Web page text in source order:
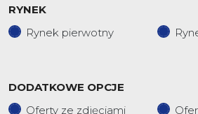
RYNEK
Rynek pierwotny
DODATKOWE OPCJE
Oferty ze zdjęciami